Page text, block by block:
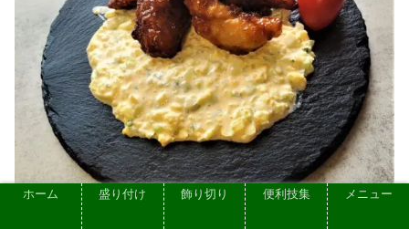
ホーム 盛り付け 飾り切り 便利技集 メニュー